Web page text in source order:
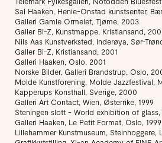
Sal Haaken, Henie-Onstad kunstsenter,
Galleri Gamle Ormelet, Tjøme, 2003
Galler Bi-Z, Kunstmappe, Kristiansand,
Nils Aas Kunstverksted, Inderøya, Sør-
Galler Bi-Z, Kristiansand, 2001
Galleri Haaken, Oslo, 2001
Norske Bilder, Galleri Brandstrup, Oslo,
Molde Kunstforening, Molde Jazzfestival,
Kapperups Konsthall, Sverige, 2000
Galleri Art Contact, Wien, Østerrike, 1999
Steningen slott - World exhibition of glass,
Galleri Haaken, Le Petit Format, Oslo, 1999
Lillehammer Kunstmuseum, Steinhoggere,